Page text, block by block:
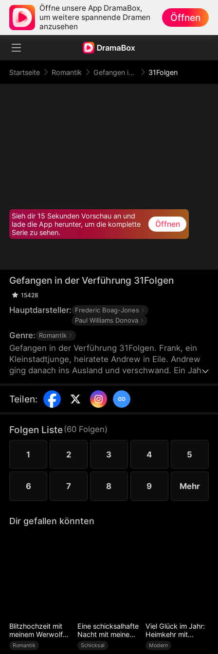
Öffne unsere App DramaBox,
um weitere spannende Dramen
anzusehen
Öffnen
Startseite Romantik Gefangen in der Verführung 31Folgen
Sieh dir 15 Sekunden Vorschau an und
lade die App herunter, um die komplette
Serie zu sehen.
Öffnen
Gefangen in der Verführung 31Folgen
15428
Hauptdarsteller: Frederic Boag-Jones
Paul Williams Donova
Genre: Romantik
Gefangen in der Verführung 31Folgen. Frank, ein
Kleinstadtjunge, heiratete Andrew in Eile. Andrew
ging danach ins Ausland und verschwand. Ein Jahr
Andrew war. Der ehemalige Playboy Andrew lernte
Verantwortung, Frank gewann das Vertrauen
Ehemann und Chef identisch waren.
Teilen:
Folgen Liste(60 Folgen)
1 2 3 4 5
6 7 8 9 Mehr
Dir gefallen könnten
Blitzhochzeit mit
meinem Werwolf
Ehemann
Romantik
Eine schicksalhafte
Nacht mit meinem
Chef
Schicksal
Viel Glück im Jahr:
Heimkehr mit
Erfolg
Modern